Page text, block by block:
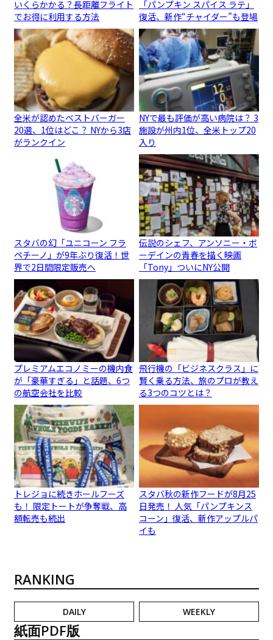
いくらかかる？長距離フライト
でお得に利用する方法
「パンプキン スパイス ラテ」
復活、新作“チャイダー”も登場
全米が認めたベストバーガー
20選、1位はどこ？ NYから3店
がランクイン
NYで最も評価が高い病院は？ 3
施設が州内1位、全米トップ20
入り
スタバの幻「ユニコーン フラ
ペチーノ」が9年ぶり復活！世
界で2日間限定販売へ
伝説のシェフ、アンソニー・ボ
ーデインの青春を描く映画
「Tony」ついにNY公開
プレミアムエコノミーの機内食
が「豪華すぎる」と話題、6つ
の航空会社を比較
飛行機の「ビジネスクラス」に
賢く乗る方法、旅のプロが教え
る3つのコツとは？
トレジョに続きホールフーズ
も！ 限定トートが争奪戦、高
額転売も続出
スタバ秋の新作フードが8月25
日発売！ 人気「パンプキンス
コーン」復活、新作アップルパ
イも
RANKING
DAILY WEEKLY
紙面PDF版